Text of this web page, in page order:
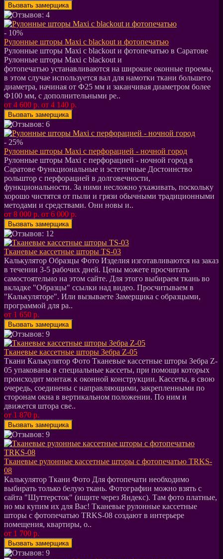
- 10%
Рулонные шторы Maxi c blackout и фотопечатью
Рулонные шторы Maxi c blackout и фотопечатью в Саратове
Рулонные шторы Maxi c blackout и
фотопечатью устанавливаются на широкие оконные проемы,
в этом случае используется вал для намотки ткани большего
диаметра, начиная от Ф25 мм и заканчивая диаметром более
Ф100 мм, с дополнительными ре..
от 4 600 р. от 4 140 р.
- 25%
Рулонные шторы Maxi с перфорацией - ночной город
Рулонные шторы Maxi с перфорацией - ночной город в
Саратове Функциональные и эстетичные Достоинство
рольштор с перфорацией в долговечности,
функциональности. За ними несложно ухаживать, поскольку
хорошо чистятся от пыли и грязи обычными традиционными
методами и средствами. Они новы и..
от 8 000 р. от 6 000 р.
Тканевые кассетные шторы TS-03
Калькулятор Образцы Фото Изделия изготавливаются на заказ
в течении 3-5 рабочих дней. Цены можете просчитать
самостоятельно на этом сайте. Для этого выбираем ткань во
вкладке "Образцы" ссылки над видео. Просчитываем в
"Калькуляторе". Или вызываете Замерщика с образцыми,
программой для ра..
от 1 650 р.
Тканевые кассетные шторы Зебра Z-05
Ткани Калькулятор Фото Тканевые кассетные шторы Зебра Z-
05 упакованы в специальные кассеты, при помощи которых
происходит монтаж к оконной конструкции. Кассеты, в свою
очередь, соединены с направляющими, закрепленными по
сторонам окна в вертикальном положении. По ним и
движется штора све..
от 1 870 р.
Тканевые рулонные кассетные шторы с фотопечатью TRKS-
08
Калькулятор Ткани Фото Для фотопечати необходимо
выбирать только белую ткань. Фотографии можно взять с
сайта "Шуттерсток" (ищите через Яндекс). Там фото платные,
но мы купим их для Вас! Тканевые рулонные кассетные
шторы с фотопечатью TRKS-08 создают в интерьере
помещения, квартиры, о..
от 1 700 р.